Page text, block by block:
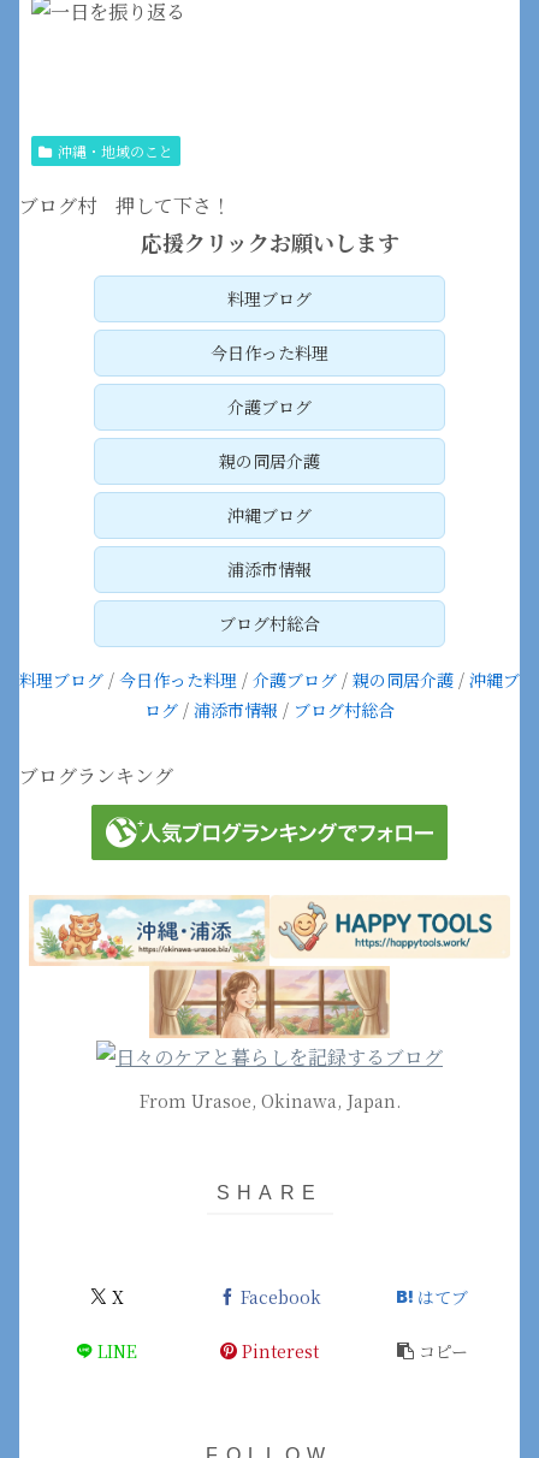
沖縄・地域のこと
ブログ村 押して下さ！
応援クリックお願いします
料理ブログ
今日作った料理
介護ブログ
親の同居介護
沖縄ブログ
浦添市情報
ブログ村総合
料理ブログ / 今日作った料理 / 介護ブログ / 親の同居介護 / 沖縄ブ
ログ / 浦添市情報 / ブログ村総合
ブログランキング
From Urasoe, Okinawa, Japan.
X Facebook はてブ
LINE Pinterest コピー